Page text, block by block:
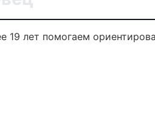
лет помогаем